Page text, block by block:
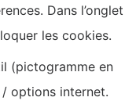
Dans l’onglet
les cookies.
(pictogramme en
options internet.